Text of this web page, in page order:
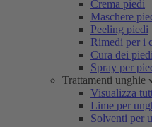
Crema piedi
Maschere
Peeling piedi
Rimedi per i
Cura dei piedi
Spray per
Trattamenti unghie
Visualizza
Lime per
Solventi per